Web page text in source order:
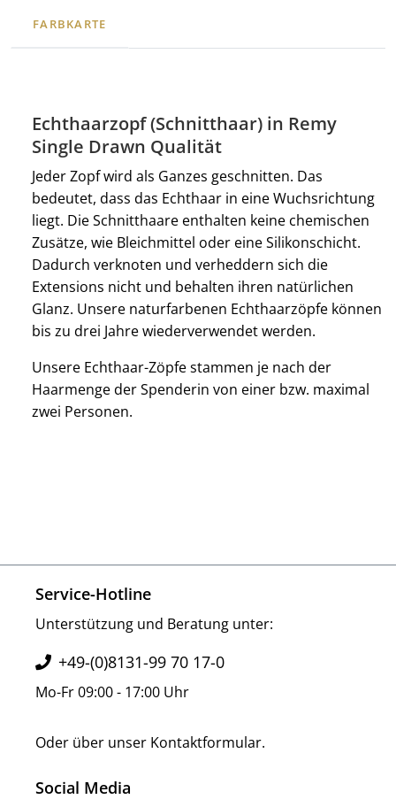
FARBKARTE
Echthaarzopf (Schnitthaar) in Remy
Single Drawn Qualität
Jeder Zopf wird als Ganzes geschnitten. Das
bedeutet, dass das Echthaar in eine Wuchsrichtung
liegt. Die Schnitthaare enthalten keine chemischen
Zusätze, wie Bleichmittel oder eine Silikonschicht.
Dadurch verknoten und verheddern sich die
Extensions nicht und behalten ihren natürlichen
Glanz. Unsere naturfarbenen Echthaarzöpfe können
bis zu drei Jahre wiederverwendet werden.
Unsere Echthaar-Zöpfe stammen je nach der
Haarmenge der Spenderin von einer bzw. maximal
zwei Personen.
Service-Hotline
Unterstützung und Beratung unter:
+49-(0)8131-99 70 17-0
Mo-Fr 09:00 - 17:00 Uhr
Oder über unser Kontaktformular.
Social Media